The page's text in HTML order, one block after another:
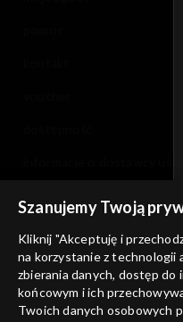
Szanujemy Twoją
Kliknij "Akceptuję i
na korzystanie z technologii
zbierania danych, dostęp do
końcowym i ich
Twoich danych osobowych